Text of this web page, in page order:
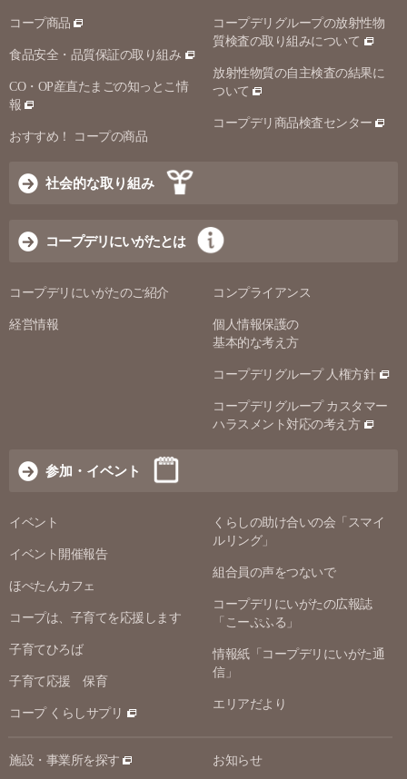
コープ商品
食品安全・品質保証の取り組み
CO・OP産直たまごの知っとこ情
報
おすすめ！ コープの商品
コープデリグループの放射性物
質検査の取り組みについて
放射性物質の自主検査の結果に
ついて
コープデリ商品検査センター
社会的な取り組み
コープデリにいがたとは
コープデリにいがたのご紹介
経営情報
コンプライアンス
個人情報保護の
基本的な考え方
コープデリグループ 人権方針
コープデリグループ カスタマー
ハラスメント対応の考え方
参加・イベント
イベント
イベント開催報告
ほぺたんカフェ
コープは、子育てを応援します
子育てひろば
子育て応援 保育
コープ くらしサプリ
くらしの助け合いの会「スマイ
ルリング」
組合員の声をつないで
コープデリにいがたの広報誌
「こーぷふる」
情報紙「コープデリにいがた通
信」
エリアだより
施設・事業所を探す お知らせ